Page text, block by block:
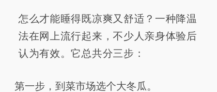
怎么才能睡得既凉爽又舒适？一种降温
法在网上流行起来，不少人亲身体验后
认为有效。它总共分三步：
第一步，到菜市场选个大冬瓜。